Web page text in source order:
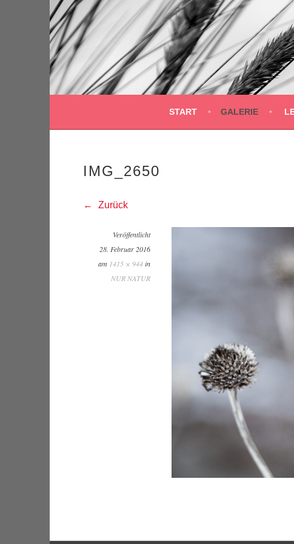
Springe
zum
Inhalt
START GALERIE
IMG_2650
Zurück
Veröffentlicht
28. Februar 2016
am 1415 × 944in
NUR NATUR